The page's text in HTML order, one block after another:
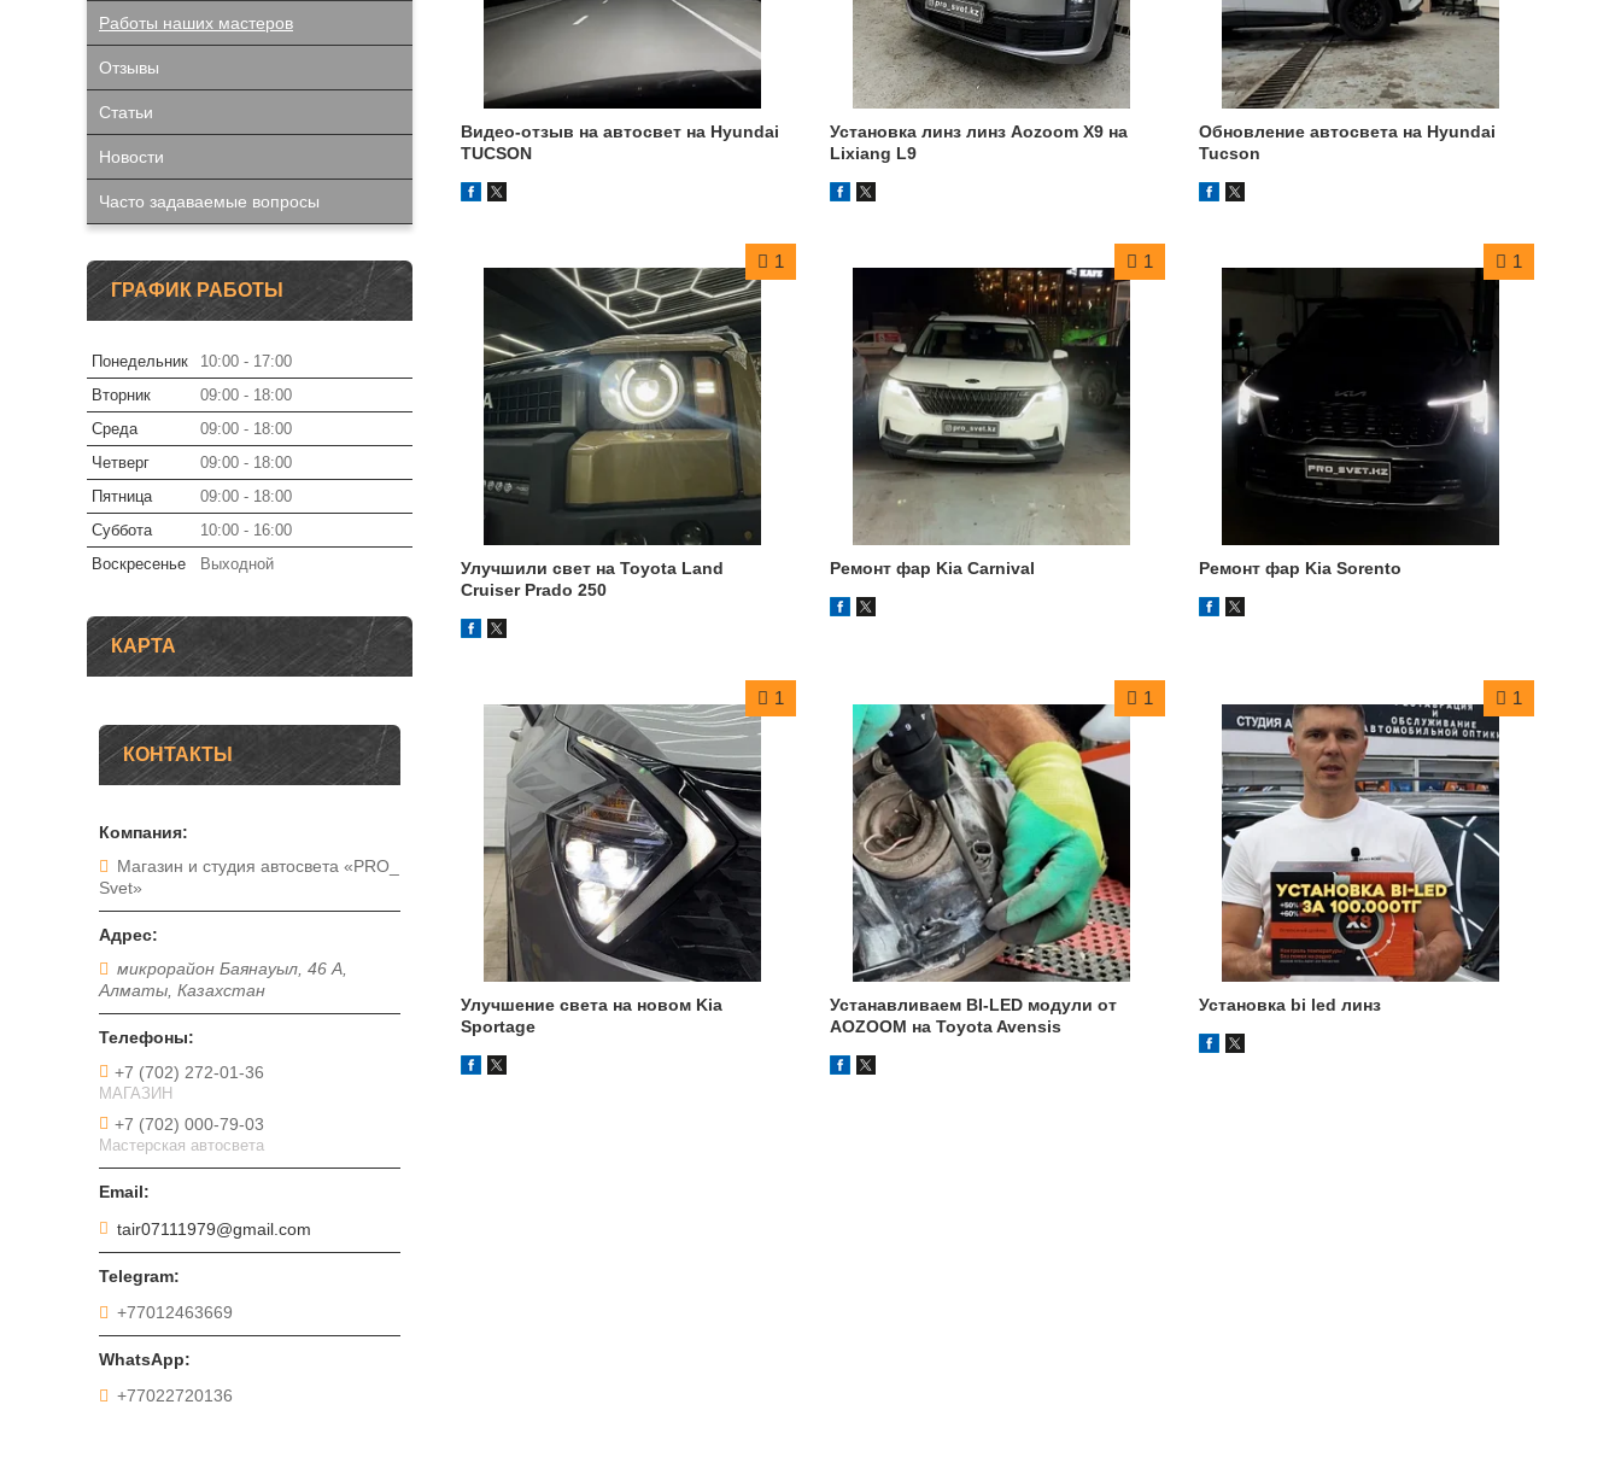
Видео-отзыв на автосвет на Hyundai
TUCSON
Установка линз линз Aozoom X9 на
Lixiang L9
Обновление автосвета на Hyundai
Tucson
Улучшили свет на Toyota Land
Cruiser Prado 250
1
Ремонт фар Kia Carnival
1
Ремонт фар Kia Sorento
1
Улучшение света на новом Kia
Sportage
1
Устанавливаем BI-LED модули от
AOZOOM на Toyota Avensis
1
Установка bi led линз
1
Работы наших мастеров
Отзывы
Статьи
Новости
Часто задаваемые вопросы
ГРАФИК РАБОТЫ
Понедельник 10:00
17:00
Вторник
09:00
18:00
Среда
09:00
18:00
Четверг
09:00
18:00
Пятница
09:00
18:00
Суббота
10:00
16:00
Воскресенье
Выходной
КАРТА
КОНТАКТЫ
Магазин и студия автосвета «PRO_
Svet»
микрорайон Баянауыл, 46 А,
Алматы, Казахстан
+7 (702) 272-01-36
МАГАЗИН
+7 (702) 000-79-03
Мастерская автосвета
tair07111979@gmail.com
+77012463669
+77022720136